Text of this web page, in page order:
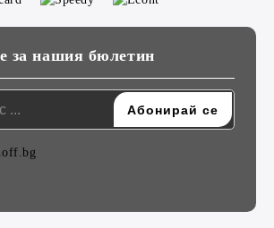
за нашия бюлетин